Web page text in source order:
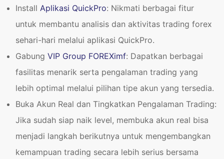
Install Aplikasi QuickPro: Nikmati berbagai fitur
untuk membantu analisis dan aktivitas trading forex
sehari-hari melalui aplikasi QuickPro.
Gabung VIP Group FOREXimf: Dapatkan berbagai
fasilitas menarik serta pengalaman trading yang
lebih optimal melalui pilihan tipe akun yang tersedia.
Buka Akun Real dan Tingkatkan Pengalaman Trading:
Jika sudah siap naik level, membuka akun real bisa
menjadi langkah berikutnya untuk mengembangkan
kemampuan trading secara lebih serius bersama